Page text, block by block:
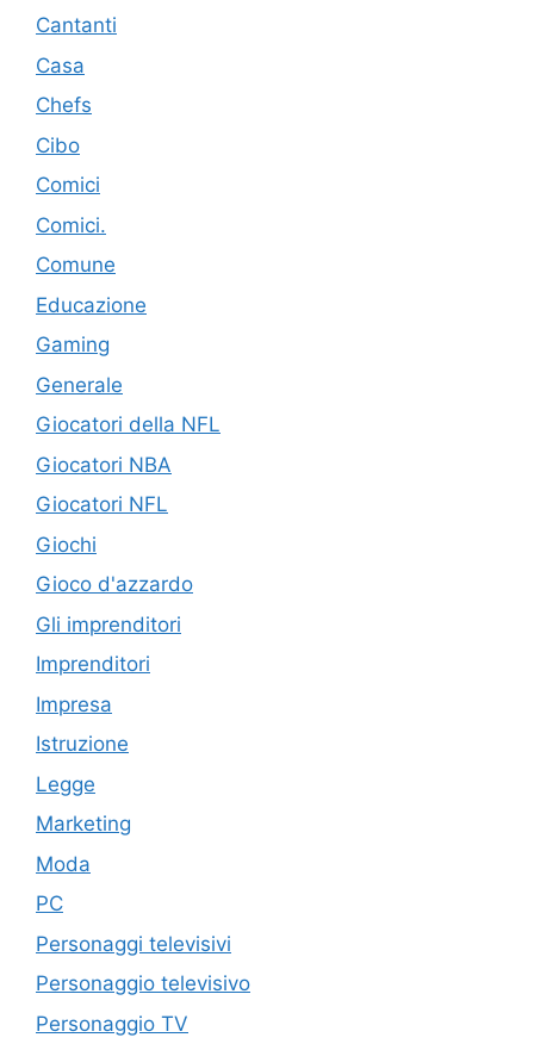
Cantanti
Casa
Chefs
Cibo
Comici
Comici.
Comune
Educazione
Gaming
Generale
Giocatori della NFL
Giocatori NBA
Giocatori NFL
Giochi
Gioco d'azzardo
Gli imprenditori
Imprenditori
Impresa
Istruzione
Legge
Marketing
Moda
PC
Personaggi televisivi
Personaggio televisivo
Personaggio TV